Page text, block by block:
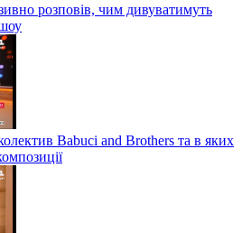
розповів, чим дивуватимуть
Babuci and Brothers та в яких